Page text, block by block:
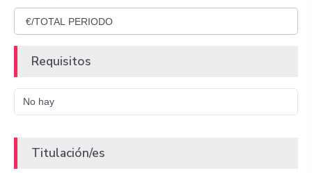
Requisitos
No hay
Titulación/es